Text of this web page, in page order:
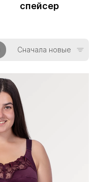
спейсер
Сначала новые